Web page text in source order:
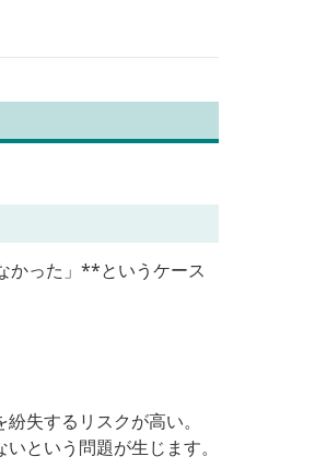
かった」**というケース
失するリスクが高い。
という問題が生じます。